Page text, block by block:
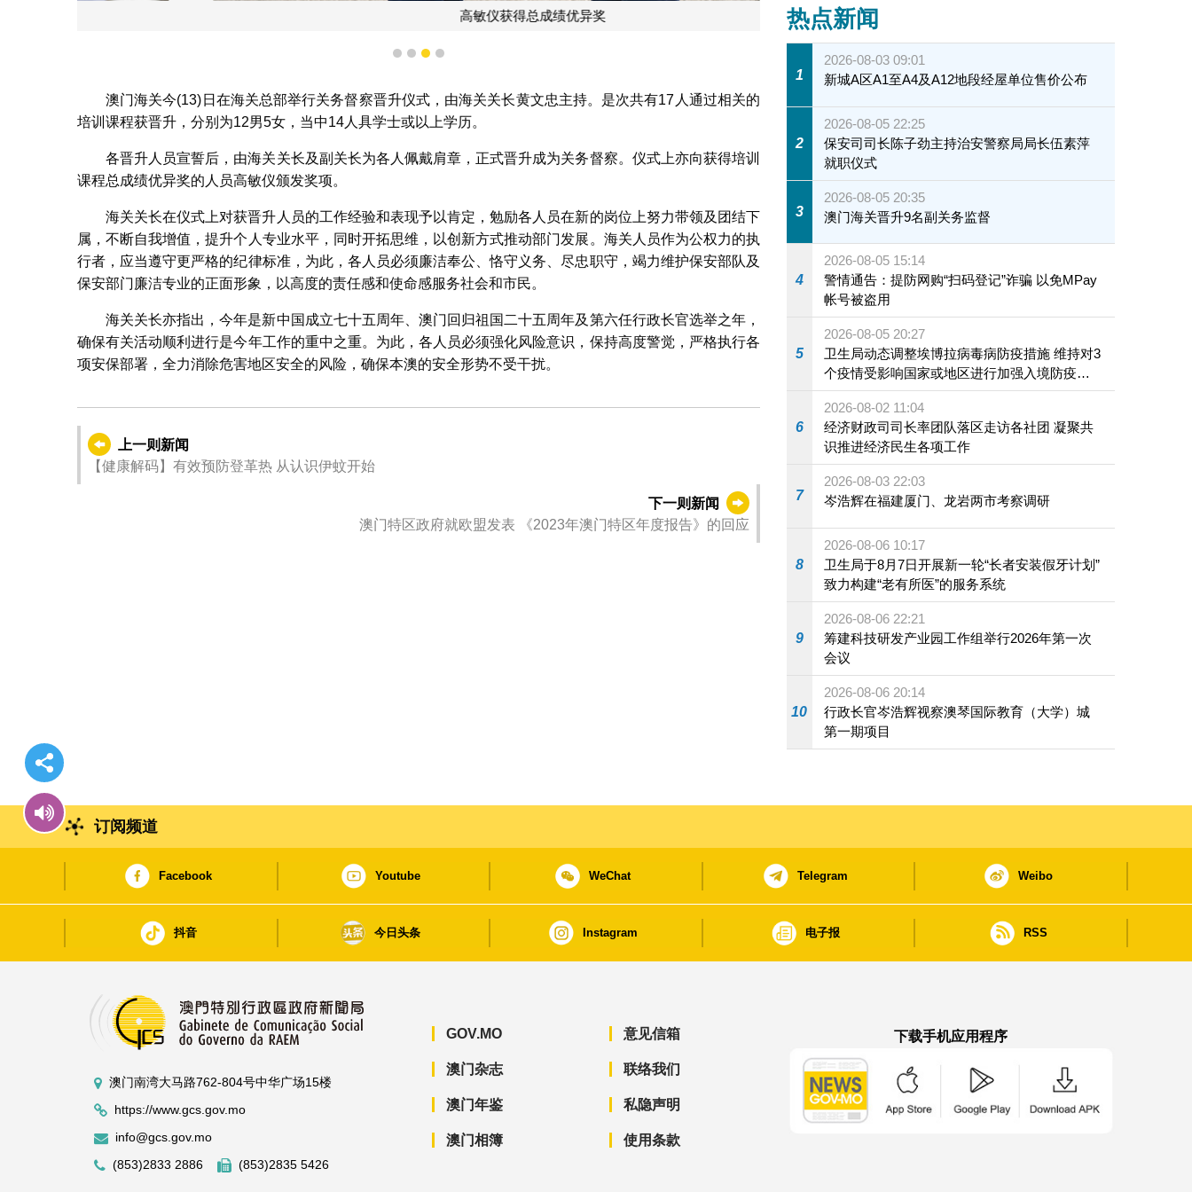
高敏仪获得总成绩优异奖
1 2 3 4
澳门海关今(13)日在海关总部举行关务督察晋升仪式，由海关关长黄文忠主持。是次共有17人通过相关的
培训课程获晋升，分别为12男5女，当中14人具学士或以上学历。
各晋升人员宣誓后，由海关关长及副关长为各人佩戴肩章，正式晋升成为关务督察。仪式上亦向获得培训
课程总成绩优异奖的人员高敏仪颁发奖项。
海关关长在仪式上对获晋升人员的工作经验和表现予以肯定，勉励各人员在新的岗位上努力带领及团结下
属，不断自我增值，提升个人专业水平，同时开拓思维，以创新方式推动部门发展。海关人员作为公权力的执
行者，应当遵守更严格的纪律标准，为此，各人员必须廉洁奉公、恪守义务、尽忠职守，竭力维护保安部队及
保安部门廉洁专业的正面形象，以高度的责任感和使命感服务社会和市民。
海关关长亦指出，今年是新中国成立七十五周年、澳门回归祖国二十五周年及第六任行政长官选举之年，
确保有关活动顺利进行是今年工作的重中之重。为此，各人员必须强化风险意识，保持高度警觉，严格执行各
项安保部署，全力消除危害地区安全的风险，确保本澳的安全形势不受干扰。
上一则新闻
【健康解码】有效预防登革热 从认识伊蚊开始
下一则新闻
澳门特区政府就欧盟发表 《2023年澳门特区年度报告》的回应
热点新闻
1
2026-08-03 09:01
新城A区A1至A4及A12地段经屋单位售价公布
2
2026-08-05 22:25
保安司司长陈子劲主持治安警察局局长伍素萍
就职仪式
3
2026-08-05 20:35
澳门海关晋升9名副关务监督
4
2026-08-05 15:14
警情通告：提防网购“扫码登记”诈骗 以免MPay
帐号被盗用
5
2026-08-05 20:27
卫生局动态调整埃博拉病毒病防疫措施 维持对3
个疫情受影响国家或地区进行加强入境防疫措
施
6
2026-08-02 11:04
经济财政司司长率团队落区走访各社团 凝聚共
识推进经济民生各项工作
7
2026-08-03 22:03
岑浩辉在福建厦门、龙岩两市考察调研
8
2026-08-06 10:17
卫生局于8月7日开展新一轮“长者安装假牙计划”
致力构建“老有所医”的服务系统
9
2026-08-06 22:21
筹建科技研发产业园工作组举行2026年第一次
会议
10
2026-08-06 20:14
行政长官岑浩辉视察澳琴国际教育（大学）城
第一期项目
订阅频道
Facebook Youtube WeChat Telegram Weibo
抖音 今日头条 Instagram 电子报 RSS
澳门南湾大马路762-804号中华广场15楼
https://www.gcs.gov.mo
info@gcs.gov.mo
(853)2833 2886
(853)2835 5426
GOV.MO
澳门杂志
澳门年鉴
澳门相簿
意见信箱
联络我们
私隐声明
使用条款
下载手机应用程序